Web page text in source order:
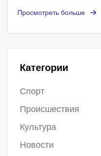
Просмотреть больше
Категории
Спорт
Происшествия
Культура
Новости